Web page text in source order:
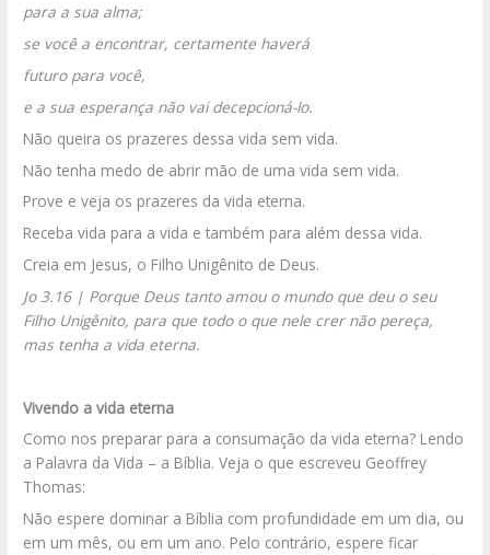
para a sua alma;
se você a encontrar, certamente haverá
futuro para você,
e a sua esperança não vai decepcioná-lo.
Não queira os prazeres dessa vida sem vida.
Não tenha medo de abrir mão de uma vida sem vida.
Prove e veja os prazeres da vida eterna.
Receba vida para a vida e também para além dessa vida.
Creia em Jesus, o Filho Unigênito de Deus.
Jo 3.16 | Porque Deus tanto amou o mundo que deu o seu
Filho Unigênito, para que todo o que nele crer não pereça,
mas tenha a vida eterna.
Vivendo a vida eterna
Como nos preparar para a consumação da vida eterna? Lendo
a Palavra da Vida – a Bíblia. Veja o que escreveu Geoffrey
Thomas:
Não espere dominar a Bíblia com profundidade em um dia, ou
em um mês, ou em um ano. Pelo contrário, espere ficar